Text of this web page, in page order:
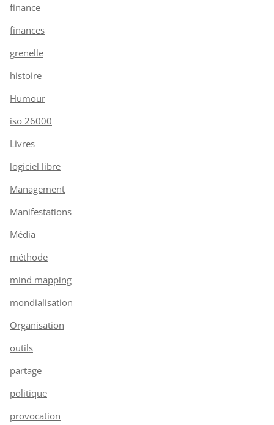
finance
finances
grenelle
histoire
Humour
iso 26000
Livres
logiciel libre
Management
Manifestations
Média
méthode
mind mapping
mondialisation
Organisation
outils
partage
politique
provocation